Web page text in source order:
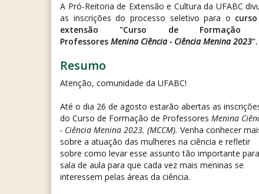
A Pró-Reitoria de Extensão e Cultura da UFABC
as inscrições do processo seletivo para o
extensão "Curso de Formação
Professores Menina Ciência - Ciência Menina 2023".
Resumo
Atenção, comunidade da UFABC!
Até o dia 26 de agosto estarão abertas as
do Curso de Formação de Professores Menina
- Ciência Menina 2023. (MCCM). Venha conhecer
sobre a atuação das mulheres na ciência e refletir
sobre como levar esse assunto tão importante
sala de aula para que cada vez mais meninas se
interessem pelas áreas da ciência.